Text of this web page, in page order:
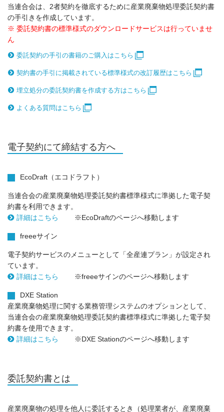
当連合会は、2者契約を徹底するために産業廃棄物処理委託契約書
の手引きを作成しています。
※ 委託契約書の標準様式のダウンロードサービスは行っていませ
ん
委託契約の手引の書籍のご購入はこちら
契約書の手引に掲載されている標準様式の改訂履歴はこちら
埋立処分の委託契約書を作成する方はこちら
よくある質問はこちら
電子契約にて締結する方へ
EcoDraft（エコドラフト）
当連合会の産業廃棄物処理委託契約書標準様式に準拠した電子契
約書を利用できます。
詳細はこちら
※EcoDraftのページへ移動します
freeeサイン
電子契約サービスのメニューとして「全産連プラン」が設定され
ています。
詳細はこちら
※freeeサインのページへ移動します
DXE Station
産業廃棄物処理に関する業務管理システムのオプションとして、
当連合会の産業廃棄物処理委託契約書標準様式に準拠した電子契
約書を使用できます。
詳細はこちら
※DXE Stationのページへ移動します
委託契約書とは
産業廃棄物の処理を他人に委託するとき（処理業者が、産業廃棄